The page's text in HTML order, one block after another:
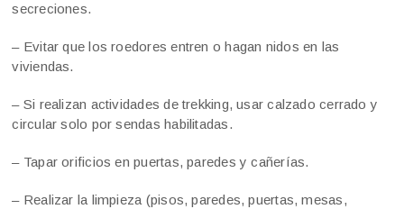
secreciones.
– Evitar que los roedores entren o hagan nidos en las
viviendas.
– Si realizan actividades de trekking, usar calzado cerrado y
circular solo por sendas habilitadas.
– Tapar orificios en puertas, paredes y cañerías.
– Realizar la limpieza (pisos, paredes, puertas, mesas,